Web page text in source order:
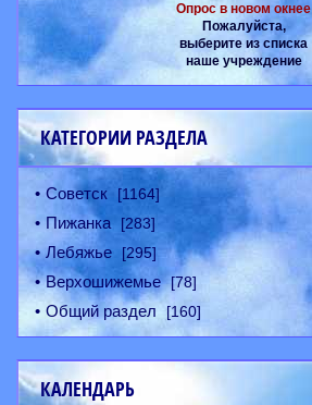
Опрос в новом окнее
Пожалуйста,
выберите из списка
наше учреждение
КАТЕГОРИИ РАЗДЕЛА
Советск [1164]
Пижанка [283]
Лебяжье [295]
Верхошижемье [78]
Общий раздел [160]
КАЛЕНДАРЬ